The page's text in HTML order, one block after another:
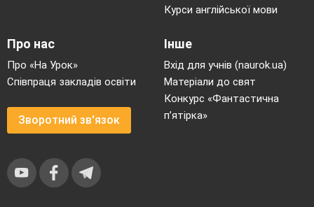
Курси англійської мови
Про нас
Про «На Урок»
Співпраця закладів освіти
Зворотний зв'язок
Інше
Вхід для учнів (naurok.ua)
Матеріали до свят
Конкурс «Фантастична
п’ятірка»